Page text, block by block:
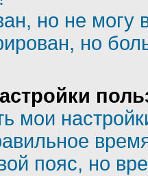
но не могу
но
мои
пояс, но